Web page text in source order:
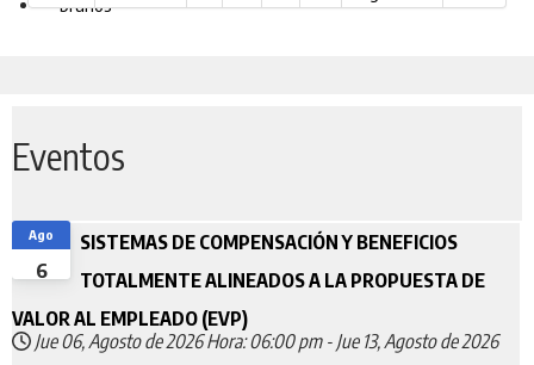
Eventos
6
Ago
SISTEMAS DE COMPENSACIÓN Y BENEFICIOS
TOTALMENTE ALINEADOS A LA PROPUESTA DE
VALOR AL EMPLEADO (EVP)
Jue 06, Agosto de 2026 Hora: 06:00 pm - Jue 13, Agosto de 2026